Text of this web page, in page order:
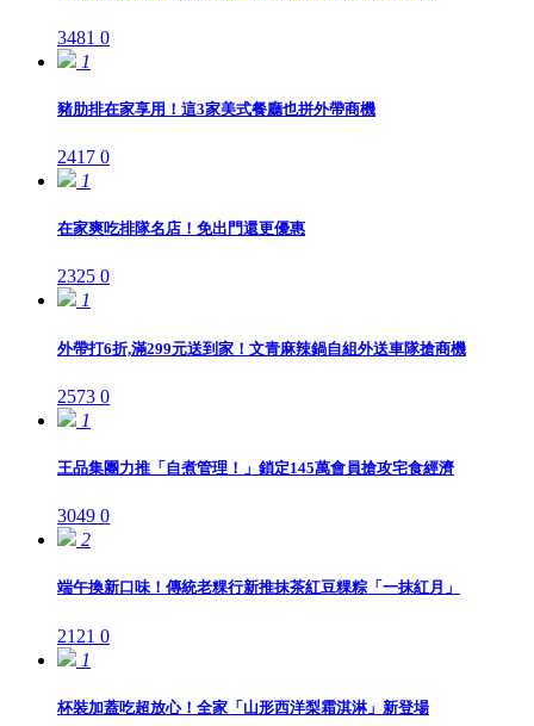
3481 0
1
豬肋排在家享用！這3家美式餐廳也拼外帶商機
2417 0
1
在家爽吃排隊名店！免出門還更優惠
2325 0
1
外帶打6折,滿299元送到家！文青麻辣鍋自組外送車隊搶商機
2573 0
1
王品集團力推「自煮管理！」鎖定145萬會員搶攻宅食經濟
3049 0
2
端午換新口味！傳統老粿行新推抹茶紅豆粿粽「一抹紅月」
2121 0
1
杯裝加蓋吃超放心！全家「山形西洋梨霜淇淋」新登場